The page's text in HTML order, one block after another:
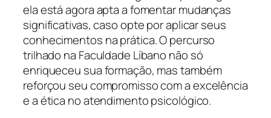
ela está agora apta a fomentar mudanças
significativas, caso opte por aplicar seus
conhecimentos na prática. O percurso
trilhado na Faculdade Líbano não só
enriqueceu sua formação, mas também
reforçou seu compromisso com a excelência
e a ética no atendimento psicológico.